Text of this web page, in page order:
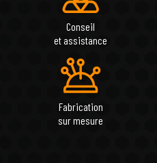
Conseil
et assistance
Fabrication
sur mesure